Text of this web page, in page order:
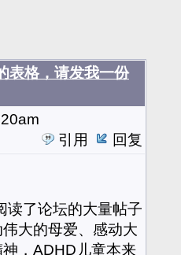
表格，请发我一份
引用
回复
了论坛的大量帖子
大的母爱、感动大
，ADHD儿童本来